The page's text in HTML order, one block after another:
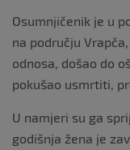
Osumnjičenik je u
na području
odnosa, došao do
pokušao usmrtiti,
U namjeri su ga
godišnja žena je